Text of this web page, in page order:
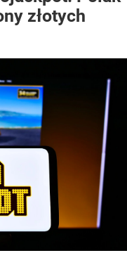
złotych